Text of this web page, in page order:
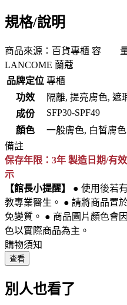
規格/說明
商品來源：百貨專櫃 容
LANCOME 蘭蔻
品牌定位 專櫃
功效
隔離, 提亮膚色, 遮
成份
SFP30-SPF49
顏色
一般膚色, 白皙膚色
備註
保存年限：3年 製造日期/有
示
【館長小提醒】
● 使用後若
教專業醫生。 ● 請將商品置
免變質。 ● 商品圖片顏色會
色以實際商品為主。
購物須知
查看
別人也看了